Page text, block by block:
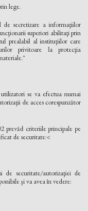
lege.
secretizare a informaţiilor
superiori abilitaţi prin
prealabil al instituţiilor care
privitoare la protecţia
se va efectua numai
de acces corespunzător
criteriile principale pe
de securitate:<
de securitate/autorizaţiei de
şi va avea în vedere: